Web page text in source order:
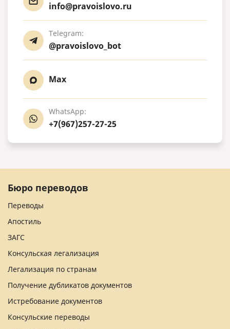
info@pravoislovo.ru
Telegram:
@pravoislovo_bot
Max
WhatsApp:
+7(967)257-27-25
Бюро переводов
Переводы
Апостиль
ЗАГС
Консульская легализация
Легализация по странам
Получение дубликатов документов
Истребование документов
Консульские переводы